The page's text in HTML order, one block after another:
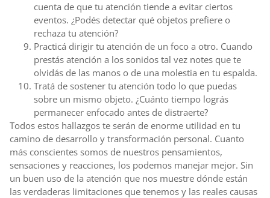
cuenta de que tu atención tiende a evitar ciertos
eventos. ¿Podés detectar qué objetos prefiere o
rechaza tu atención?
Practicá dirigir tu atención de un foco a otro. Cuando
prestás atención a los sonidos tal vez notes que te
olvidás de las manos o de una molestia en tu espalda.
Tratá de sostener tu atención todo lo que puedas
sobre un mismo objeto. ¿Cuánto tiempo lográs
permanecer enfocado antes de distraerte?
Todos estos hallazgos te serán de enorme utilidad en tu
camino de desarrollo y transformación personal. Cuanto
más conscientes somos de nuestros pensamientos,
sensaciones y reacciones, los podemos manejar mejor. Sin
un buen uso de la atención que nos muestre dónde están
las verdaderas limitaciones que tenemos y las reales causas